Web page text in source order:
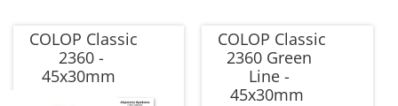
COLOP Classic
2360 -
45x30mm
COLOP Classic
2360 Green
Line -
45x30mm